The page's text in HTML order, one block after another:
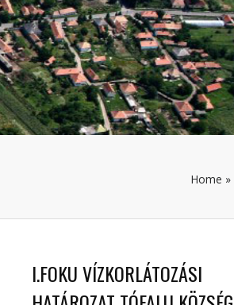
Home »
I.FOKU VÍZKORLÁTOZÁSI